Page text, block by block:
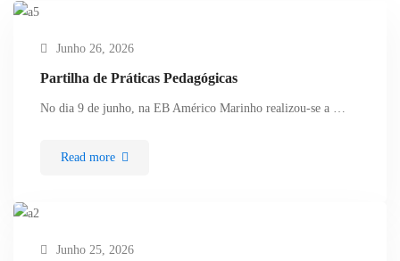
Junho 26, 2026
Partilha de Práticas Pedagógicas
No dia 9 de junho, na EB Américo Marinho realizou-se a …
Read more
Junho 25, 2026